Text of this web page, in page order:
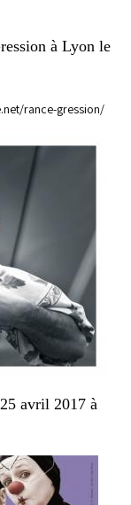
à Lyon le
rance-gression/
avril 2017 à